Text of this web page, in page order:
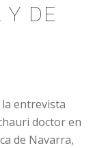
Y DE
entrevista
doctor en
de Navarra,